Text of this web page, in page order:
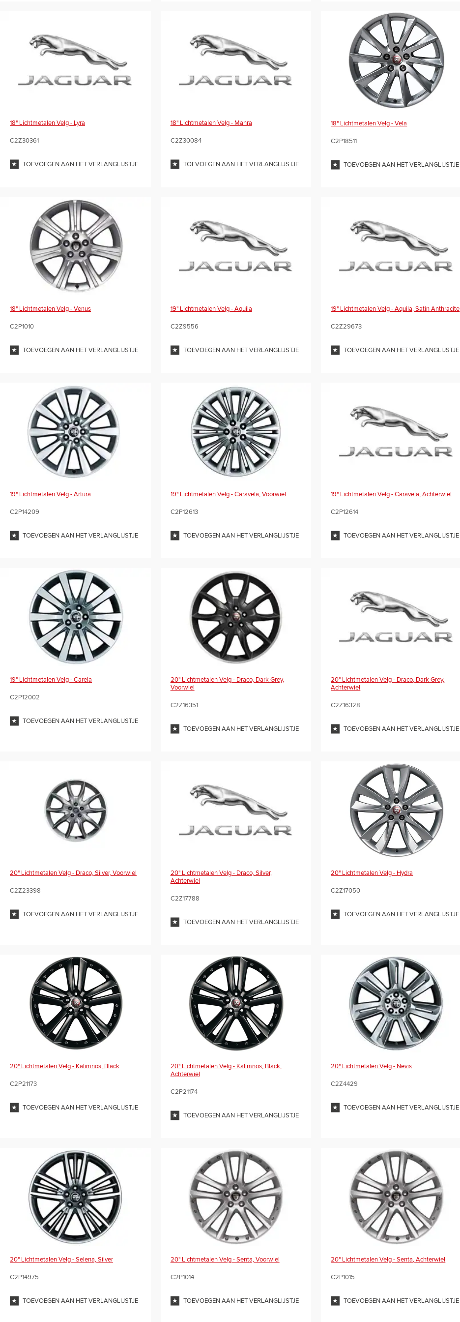
18" Lichtmetalen Velg - Lyra
C2Z30361
TOEVOEGEN AAN HET VERLANGLIJSTJE
18" Lichtmetalen Velg - Manra
C2Z30084
TOEVOEGEN AAN HET VERLANGLIJSTJE
18" Lichtmetalen Velg - Vela
C2P18511
TOEVOEGEN AAN HET VERLANGLIJSTJE
18" Lichtmetalen Velg - Venus
C2P1010
TOEVOEGEN AAN HET VERLANGLIJSTJE
19" Lichtmetalen Velg - Aquila
C2Z9556
TOEVOEGEN AAN HET VERLANGLIJSTJE
19" Lichtmetalen Velg - Aquila, Satin Anthracite
C2Z29673
TOEVOEGEN AAN HET VERLANGLIJSTJE
19" Lichtmetalen Velg - Artura
C2P14209
TOEVOEGEN AAN HET VERLANGLIJSTJE
19" Lichtmetalen Velg - Caravela, Voorwiel
C2P12613
TOEVOEGEN AAN HET VERLANGLIJSTJE
19" Lichtmetalen Velg - Caravela, Achterwiel
C2P12614
TOEVOEGEN AAN HET VERLANGLIJSTJE
19" Lichtmetalen Velg - Carela
C2P12002
TOEVOEGEN AAN HET VERLANGLIJSTJE
20" Lichtmetalen Velg - Draco, Dark Grey,
Voorwiel
C2Z16351
TOEVOEGEN AAN HET VERLANGLIJSTJE
20" Lichtmetalen Velg - Draco, Dark Grey,
Achterwiel
C2Z16328
TOEVOEGEN AAN HET VERLANGLIJSTJE
20" Lichtmetalen Velg - Draco, Silver, Voorwiel
C2Z23398
TOEVOEGEN AAN HET VERLANGLIJSTJE
20" Lichtmetalen Velg - Draco, Silver,
Achterwiel
C2Z17788
TOEVOEGEN AAN HET VERLANGLIJSTJE
20" Lichtmetalen Velg - Hydra
C2Z17050
TOEVOEGEN AAN HET VERLANGLIJSTJE
20" Lichtmetalen Velg - Kalimnos, Black
C2P21173
TOEVOEGEN AAN HET VERLANGLIJSTJE
20" Lichtmetalen Velg - Kalimnos, Black,
Achterwiel
C2P21174
TOEVOEGEN AAN HET VERLANGLIJSTJE
20" Lichtmetalen Velg - Nevis
C2Z4429
TOEVOEGEN AAN HET VERLANGLIJSTJE
20" Lichtmetalen Velg - Selena, Silver
C2P14975
TOEVOEGEN AAN HET VERLANGLIJSTJE
20" Lichtmetalen Velg - Senta, Voorwiel
C2P1014
TOEVOEGEN AAN HET VERLANGLIJSTJE
20" Lichtmetalen Velg - Senta, Achterwiel
C2P1015
TOEVOEGEN AAN HET VERLANGLIJSTJE